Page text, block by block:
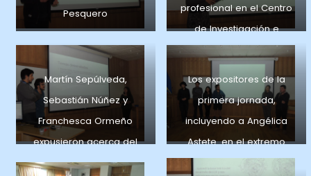
Pesquero
profesional en el Centro
de Investigación e
Innovación en Energía
Martín Sepúlveda,
Sebastián Núñez y
Franchesca Ormeño
expusieron acerca del
Centro Sismológico
Los expositores de la
primera jornada,
incluyendo a Angélica
Astete. en el extremo
izquierdo Gabriel Lagos,